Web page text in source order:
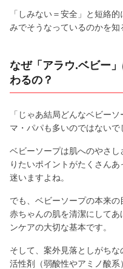
「しみない＝安全」と短絡
みでそうなっているのかを知
なぜ「アラウ.ベビー
わるの？
「じゃあ結局どんなベビー
マ・パパも多いのではないで
ベビーソープは肌へのやさ
りたいポイントがたくさん
迷いますよね。
でも、ベビーソープの本来
赤ちゃんの肌を清潔にして
ンケアの大切な基本です。
そして、案外見落としがち
活性剤（弱酸性やアミノ酸